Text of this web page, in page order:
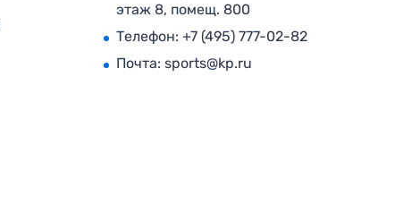
этаж 8, помещ. 800
Телефон: +7 (495) 777-02-82
Почта: sports@kp.ru